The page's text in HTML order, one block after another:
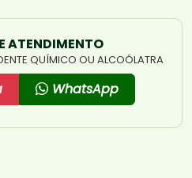
ATENDIMENTO
QUÍMICO OU ALCOÓLATRA
WhatsApp